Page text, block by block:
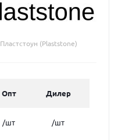
Пластстоун (Plaststone)
Опт Дилер
/шт /шт